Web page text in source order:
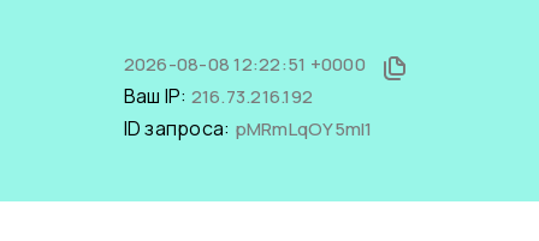
2026-08-08 12:22:51 +0000
Ваш IP: 216.73.216.192
ID запроса: pMRmLqOY5mI1